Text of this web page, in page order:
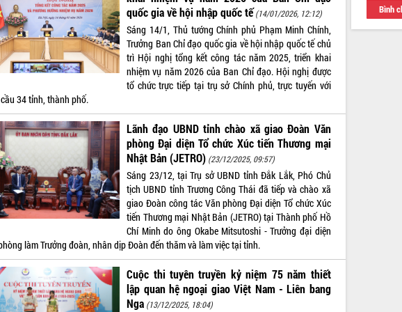
quốc gia về hội nhập quốc tế (14/01/2026, 12:12)
Sáng 14/1, Thủ tướng Chính phủ Phạm Minh Chính,
Trưởng Ban Chỉ đạo quốc gia về hội nhập quốc tế chủ
trì Hội nghị tổng kết công tác năm 2025, triển khai
nhiệm vụ năm 2026 của Ban Chỉ đạo. Hội nghị được
tổ chức trực tiếp tại trụ sở Chính phủ, trực tuyến với
34 tỉnh, thành phố.
Lãnh đạo UBND tỉnh chào xã giao Đoàn Văn
phòng Đại diện Tổ chức Xúc tiến Thương mại
Nhật Bản (JETRO) (23/12/2025, 09:57)
Sáng 23/12, tại Trụ sở UBND tỉnh Đắk Lắk, Phó Chủ
tịch UBND tỉnh Trương Công Thái đã tiếp và chào xã
giao Đoàn công tác Văn phòng Đại diện Tổ chức Xúc
tiến Thương mại Nhật Bản (JETRO) tại Thành phố Hồ
Chí Minh do ông Okabe Mitsutoshi - Trưởng đại diện
làm Trưởng đoàn, nhân dịp Đoàn đến thăm và làm việc tại tỉnh.
Cuộc thi tuyên truyền kỷ niệm 75 năm thiết
lập quan hệ ngoại giao Việt Nam - Liên bang
Nga (13/12/2025, 18:04)
Bình